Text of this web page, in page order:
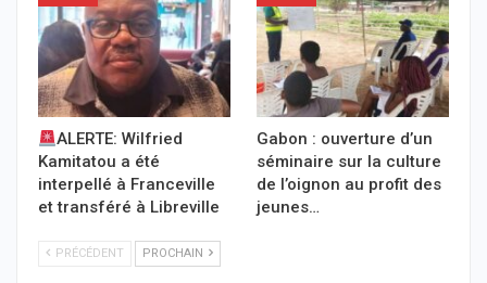
ALERTE: Wilfried
Kamitatou a été
interpellé à Franceville
et transféré à Libreville
Gabon : ouverture d’un
séminaire sur la culture
de l’oignon au profit des
jeunes…
PRÉCÉDENT PROCHAIN